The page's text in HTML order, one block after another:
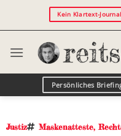
Kein Klartext-
Persönliches
Justiz Maskenatteste,